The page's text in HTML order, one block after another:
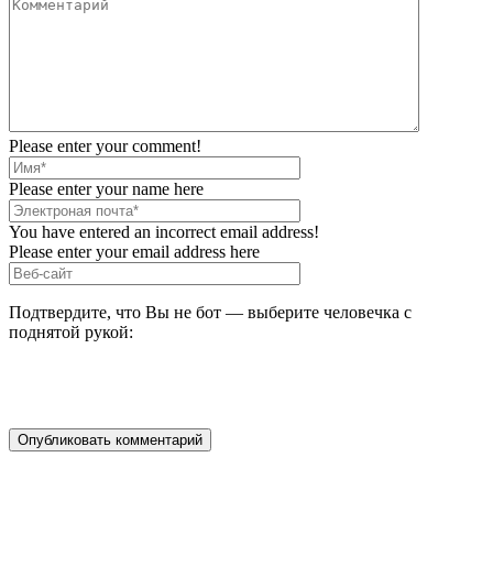
Please enter your comment!
Please enter your name here
You have entered an incorrect email address!
Please enter your email address here
Подтвердите, что Вы не бот — выберите человечка с
поднятой рукой: